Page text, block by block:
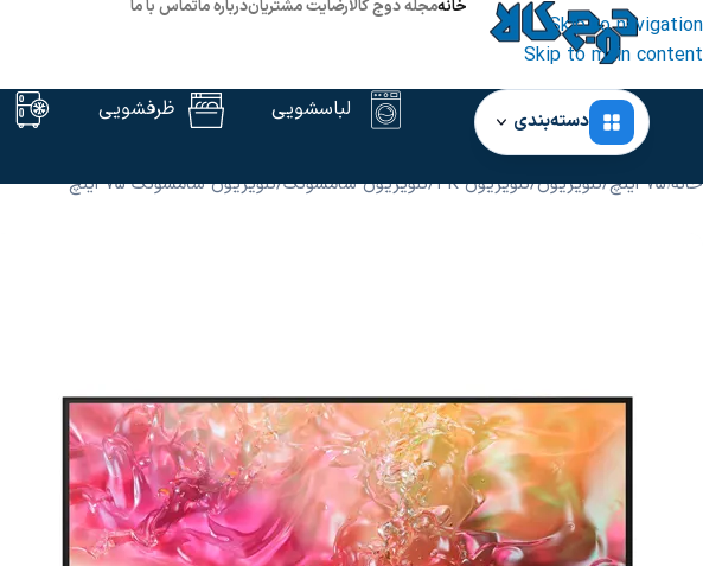
Skip to navigation
Skip to main content
خانهمجله دوج کالارضایت مشتریاندرباره ماتماس با ما
دسته‌بندی لباسشویی ظرفشویی
خانه‹75 اینچ /تلویزیون/تلویزیون 4K /تلویزیون سامسونگ/تلویزیون سامسونگ 75 اینچ